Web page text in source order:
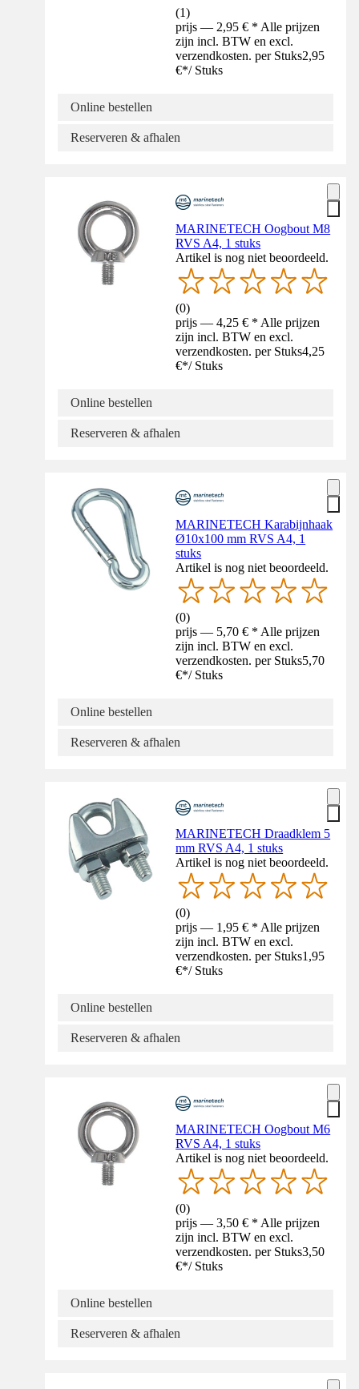
(1)
prijs — 2,95 € * Alle prijzen
zijn incl. BTW en excl.
verzendkosten. per Stuks2,95
€*/ Stuks
Online bestellen
Reserveren & afhalen
MARINETECH Oogbout M8
RVS A4, 1 stuks
Artikel is nog niet beoordeeld.
(0)
prijs — 4,25 € * Alle prijzen
zijn incl. BTW en excl.
verzendkosten. per Stuks4,25
€*/ Stuks
Online bestellen
Reserveren & afhalen
MARINETECH Karabijnhaak
Ø10x100 mm RVS A4, 1
stuks
Artikel is nog niet beoordeeld.
(0)
prijs — 5,70 € * Alle prijzen
zijn incl. BTW en excl.
verzendkosten. per Stuks5,70
€*/ Stuks
Online bestellen
Reserveren & afhalen
MARINETECH Draadklem 5
mm RVS A4, 1 stuks
Artikel is nog niet beoordeeld.
(0)
prijs — 1,95 € * Alle prijzen
zijn incl. BTW en excl.
verzendkosten. per Stuks1,95
€*/ Stuks
Online bestellen
Reserveren & afhalen
MARINETECH Oogbout M6
RVS A4, 1 stuks
Artikel is nog niet beoordeeld.
(0)
prijs — 3,50 € * Alle prijzen
zijn incl. BTW en excl.
verzendkosten. per Stuks3,50
€*/ Stuks
Online bestellen
Reserveren & afhalen